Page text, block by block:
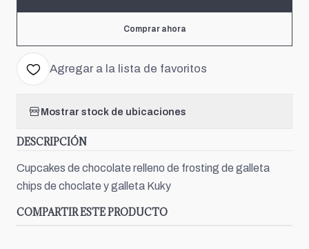
Comprar ahora
Agregar a la lista de favoritos
Mostrar stock de ubicaciones
DESCRIPCIÓN
Cupcakes de chocolate relleno de frosting de galleta
chips de choclate y galleta Kuky
COMPARTIR ESTE PRODUCTO